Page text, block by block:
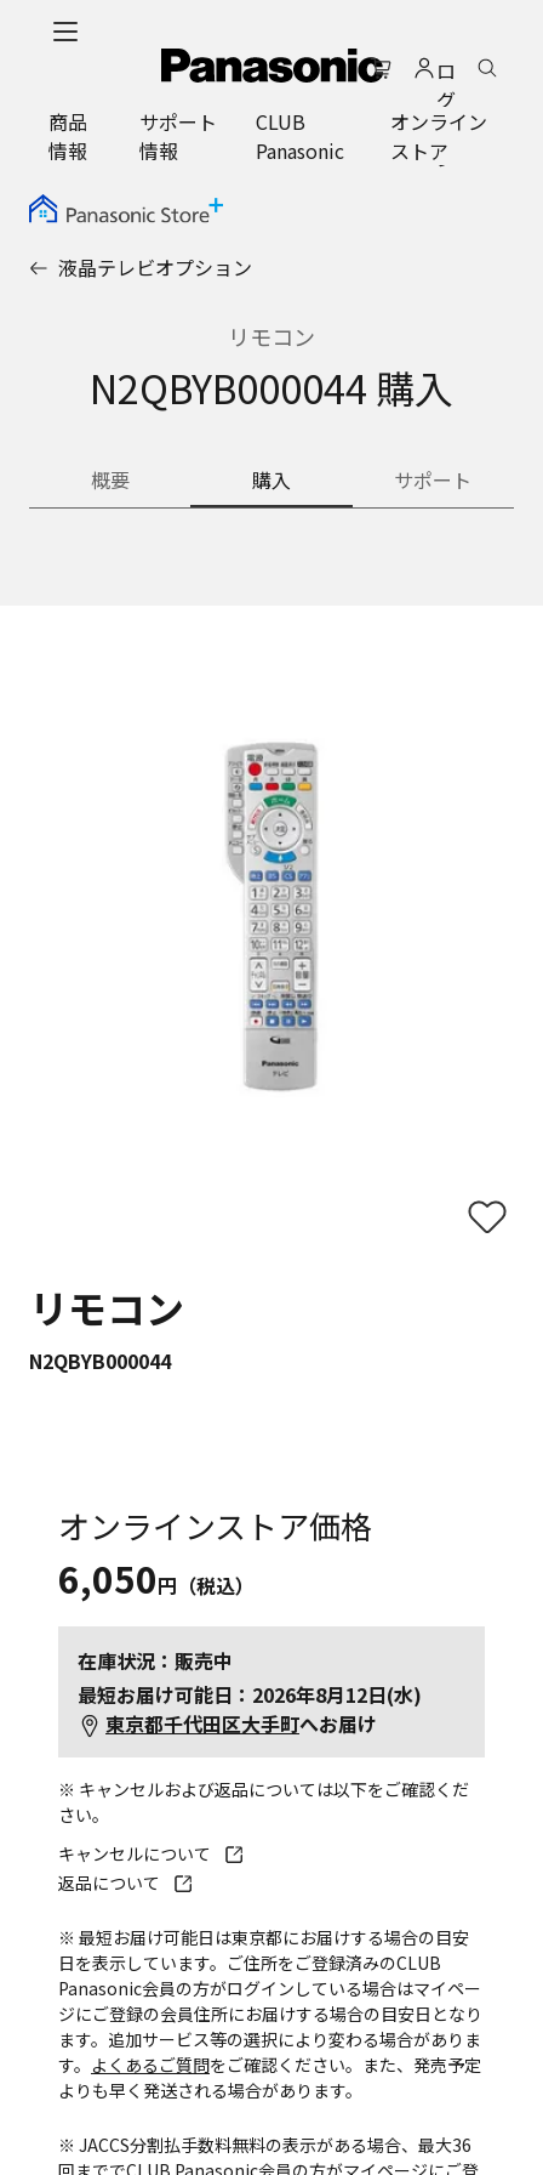
ロ
グ
イ
ン
商品
情報
サポート
情報
CLUB
Panasonic
オンライン
ストア
液晶テレビオプション
リモコン
N2QBYB000044 購入
概要 購入 サポート
リモコン
N2QBYB000044
オンラインストア価格
6,050円（税込）
在庫状況：販売中
最短お届け可能日：2026年8月12日(水)
東京都千代田区大手町へお届け
※ キャンセルおよび返品については以下をご確認くだ
さい。
キャンセルについて
返品について
※ 最短お届け可能日は東京都にお届けする場合の目安
日を表示しています。ご住所をご登録済みのCLUB
Panasonic会員の方がログインしている場合はマイペー
ジにご登録の会員住所にお届けする場合の目安日となり
ます。追加サービス等の選択により変わる場合がありま
す。 よくあるご質問をご確認ください。また、発売予定
よりも早く発送される場合があります。
※ JACCS分割払手数料無料の表示がある場合、最大36
回まででCLUB Panasonic会員の方がマイページにご登